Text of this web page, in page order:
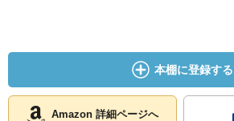
本棚に登録する
Amazon 詳細ページへ